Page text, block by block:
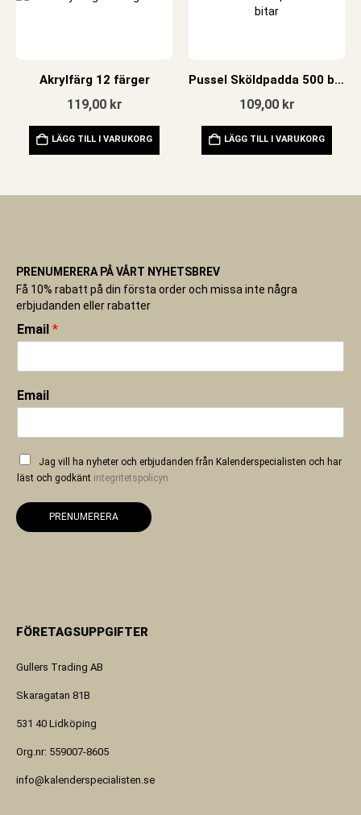
Akrylfärg 12 färger
119,00 kr
LÄGG TILL I VARUKORG
Pussel Sköldpadda 500 bitar
109,00 kr
LÄGG TILL I VARUKORG
PRENUMERERA PÅ VÅRT NYHETSBREV
Få 10% rabatt på din första order och missa inte några
erbjudanden eller rabatter
Email *
Email
Jag vill ha nyheter och erbjudanden från Kalenderspecialisten och har
läst och godkänt integritetspolicyn
PRENUMERERA
FÖRETAGSUPPGIFTER
Gullers Trading AB
Skaragatan 81B
531 40 Lidköping
Org.nr: 559007-8605
info@kalenderspecialisten.se